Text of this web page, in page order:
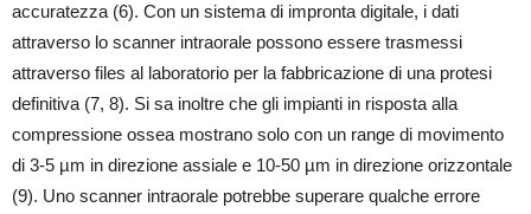
accuratezza (6). Con un sistema di impronta digitale, i dati
attraverso lo scanner intraorale possono essere trasmessi
attraverso files al laboratorio per la fabbricazione di una protesi
definitiva (7, 8). Si sa inoltre che gli impianti in risposta alla
compressione ossea mostrano solo con un range di movimento
di 3-5 µm in direzione assiale e 10-50 µm in direzione orizzontale
(9). Uno scanner intraorale potrebbe superare qualche errore